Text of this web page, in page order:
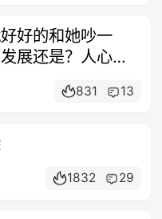
好的和她吵一
展还是？人心试
831 13
1832 29